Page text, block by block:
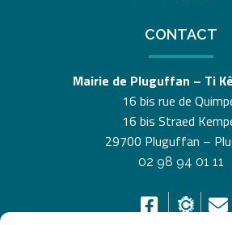
CONTACT
Mairie de Pluguffan – Ti
16 bis rue de
16 bis Straed
29700 Pluguffan –
02 98 94 01 11